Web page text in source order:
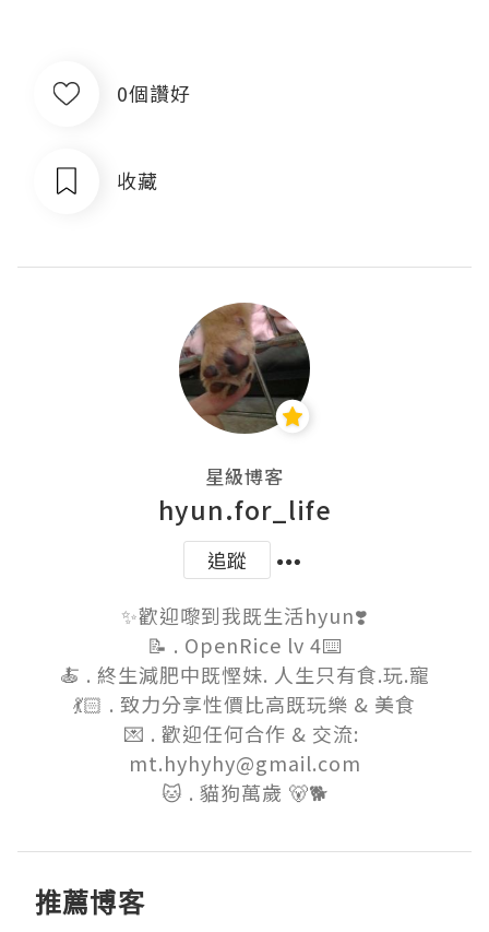
0個讚好
收藏
星級博客
hyun.for_life
追蹤
✨歡迎嚟到我既生活hyun❣️
📝 . OpenRice lv 4⌨️
🍝 . 終生減肥中既慳妹. 人生只有食.玩.寵
💃🏻 . 致力分享性價比高既玩樂 & 美食
💌 . 歡迎任何合作 & 交流:
mt.hyhyhy@gmail.com
🐱 . 貓狗萬歲 🐻🐕
推薦博客